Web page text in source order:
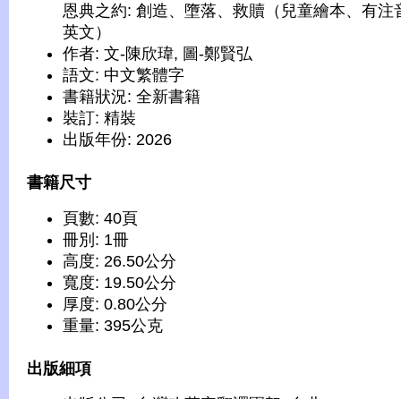
恩典之約: 創造、墮落、救贖（兒童繪本、有注
英文）
作者: 文-陳欣瑋, 圖-鄭賢弘
語文: 中文繁體字
書籍狀況: 全新書籍
裝訂: 精裝
出版年份: 2026
書籍尺寸
頁數: 40頁
冊別: 1冊
高度: 26.50公分
寬度: 19.50公分
厚度: 0.80公分
重量: 395公克
出版細項